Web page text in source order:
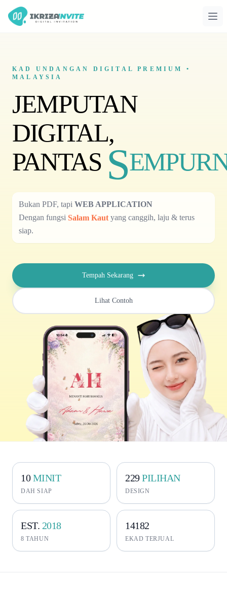
KAD UNDANGAN DIGITAL PREMIUM •
MALAYSIA
JEMPUTAN
DIGITAL,
PANTAS S
Bukan PDF, tapi WEB APPLICATION
Dengan fungsi Hadiah & Wishlistyang canggih, laju &
terus siap.
Tempah Sekarang
Lihat Contoh
10MINIT
DAH SIAP
229PILIHAN
DESIGN
EST. 2018
8 TAHUN
14182
EKAD TERJUAL